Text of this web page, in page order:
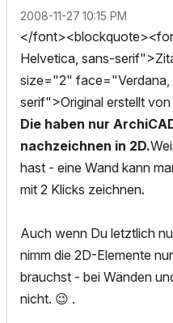
‎2008-11-27 10:15 PM
</
Helvetica, sans-
size="2" face="Verdana,
serif">Original erstellt von
Die haben nur
nachzeichnen in 2D.
hast - eine Wand kann
mit 2 Klicks zeichnen.
Auch wenn Du letztlich
nimm die 2D-Elemente
brauchst - bei Wänden
nicht. 😉 .